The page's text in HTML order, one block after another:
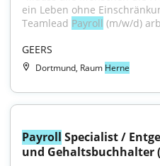
ein Leben ohne
Teamlead Payroll (m/w/d)
GEERS
Dortmund, Raum Herne
Payroll Specialist /
und Gehaltsbuchhalter